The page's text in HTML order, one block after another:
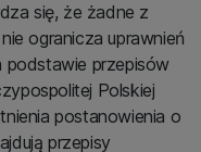
się, że żadne z
ogranicza uprawnień
podstawie przepisów
Polskiej
postanowienia o
przepisy